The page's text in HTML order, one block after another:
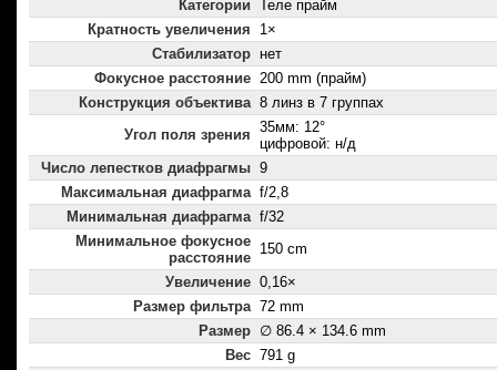
Категории Теле прайм
Кратность увеличения
1×
Стабилизатор нет
Фокусное расстояние 200 mm (прайм)
Конструкция объектива 8 линз в 7 группах
Угол поля зрения 35мм: 12°
цифровой: н/д
Число лепестков диафрагмы 9
Максимальная диафрагма f/2,8
Минимальная диафрагма f/32
Минимальное фокусное
расстояние
150 cm
Увеличение 0,16×
Размер фильтра 72 mm
Размер ∅ 86.4 × 134.6 mm
Вес 791 g